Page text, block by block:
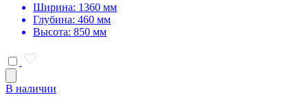
Ширина: 1360 мм
Глубина: 460 мм
Высота: 850 мм
В наличии